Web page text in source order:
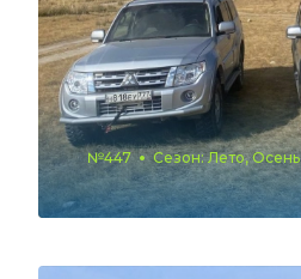
№447 Сезон: Лето, Осень